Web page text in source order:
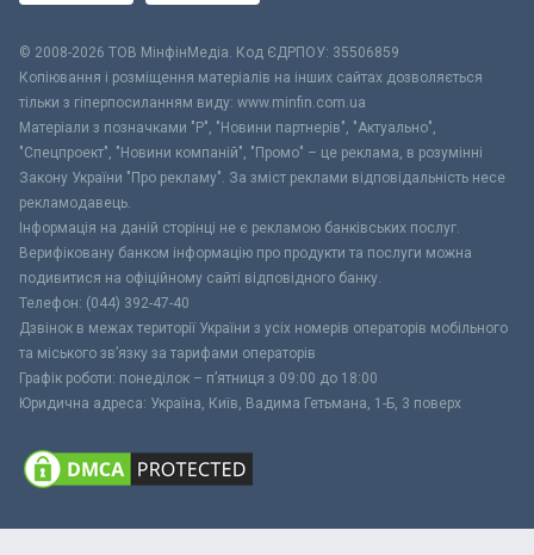
© 2008-2026 ТОВ МiнфiнМедiа. Код ЄДРПОУ: 35506859
Копіювання і розміщення матеріалів на інших сайтах дозволяється
тільки з гіперпосиланням виду: www.minfin.com.ua
Матеріали з позначками "Р", "Новини партнерів", "Актуально",
"Спецпроект", "Новини компаній", "Промо" – це реклама, в розумінні
Закону України "Про рекламу". За зміст реклами відповідальність несе
рекламодавець.
Інформація на даній сторінці не є рекламою банківських послуг.
Верифіковану банком інформацію про продукти та послуги можна
подивитися на офіційному сайті відповідного банку.
Телефон: (044) 392-47-40
Дзвінок в межах території України з усіх номерів операторів мобільного
та міського зв’язку за тарифами операторів
Графік роботи: понеділок – п’ятниця з 09:00 до 18:00
Юридична адреса: Україна, Київ, Вадима Гетьмана, 1-Б, 3 поверх